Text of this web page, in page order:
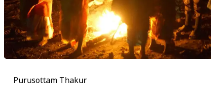
Purusottam Thakur